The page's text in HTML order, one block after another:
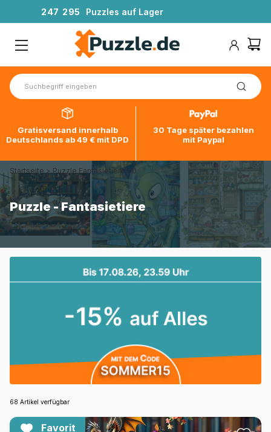
247 295 Puzzles auf Lager
Gratisversand innerhalb
Deutschlands ab 49 € mit DPD
30 Tage später bezahlen
mit Paypal
Startseite >Puzzle Fantasietiere 90
Puzzle - Fantasietiere
68 Artikel verfügbar
Favorit